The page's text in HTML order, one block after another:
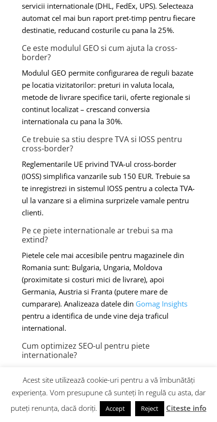
servicii internationale (DHL, FedEx, UPS). Selecteaza
automat cel mai bun raport pret-timp pentru fiecare
destinatie, reducand costurile cu pana la 25%.
Ce este modulul GEO si cum ajuta la cross-
border?
Modulul GEO permite configurarea de reguli bazate
pe locatia vizitatorilor: preturi in valuta locala,
metode de livrare specifice tarii, oferte regionale si
continut localizat – crescand conversia
internationala cu pana la 30%.
Ce trebuie sa stiu despre TVA si IOSS pentru
cross-border?
Reglementarile UE privind TVA-ul cross-border
(IOSS) simplifica vanzarile sub 150 EUR. Trebuie sa
te inregistrezi in sistemul IOSS pentru a colecta TVA-
ul la vanzare si a elimina surprizele vamale pentru
clienti.
Pe ce piete internationale ar trebui sa ma
extind?
Pietele cele mai accesibile pentru magazinele din
Romania sunt: Bulgaria, Ungaria, Moldova
(proximitate si costuri mici de livrare), apoi
Germania, Austria si Franta (putere mare de
cumparare). Analizeaza datele din Gomag Insights
pentru a identifica de unde vine deja traficul
international.
Cum optimizez SEO-ul pentru piete
internationale?
optimizarea multilingva, creeazacontinut de blog
adaptatfiecarei piete si implementeaza hreflang
tags. Optimizarea pentru AI Overviews in mai multe
limbi aduce trafic organic international.
Acest site utilizează cookie-uri pentru a vă îmbunătăți
experiența. Vom presupune că sunteți în regulă cu asta, dar
puteți renunța, dacă doriți.
Accept Reject Citeste info